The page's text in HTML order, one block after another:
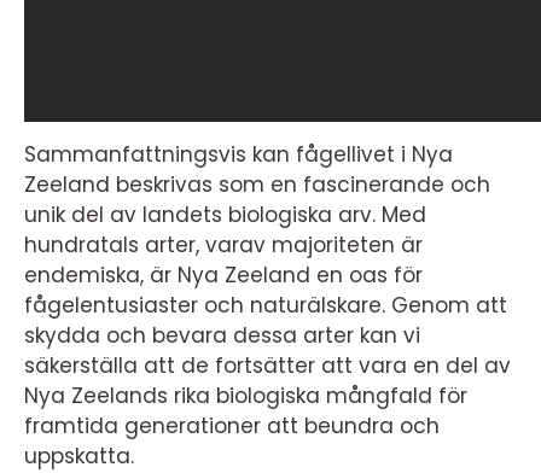
Sammanfattningsvis kan fågellivet i Nya
Zeeland beskrivas som en fascinerande och
unik del av landets biologiska arv. Med
hundratals arter, varav majoriteten är
endemiska, är Nya Zeeland en oas för
fågelentusiaster och naturälskare. Genom att
skydda och bevara dessa arter kan vi
säkerställa att de fortsätter att vara en del av
Nya Zeelands rika biologiska mångfald för
framtida generationer att beundra och
uppskatta.